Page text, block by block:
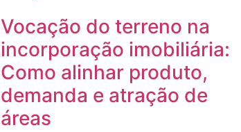
Vocação do terreno na
incorporação imobiliária:
Como alinhar produto,
demanda e atração de
áreas